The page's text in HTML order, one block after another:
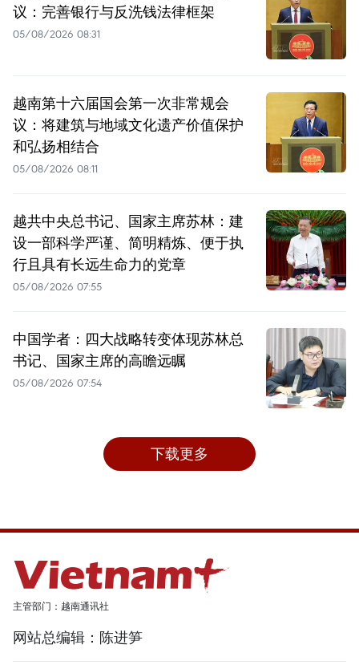
议：完善银行与反洗钱法律框架
05/08/2026 08:31
越南第十六届国会第一次非常规会
议：将建筑与地域文化遗产价值保护
和弘扬相结合
05/08/2026 08:11
越共中央总书记、国家主席苏林：建
设一部科学严谨、简明精炼、便于执
行且具有长远生命力的党章
05/08/2026 07:55
中国学者：四大战略转变体现苏林总
书记、国家主席的高瞻远瞩
05/08/2026 07:54
下载更多
主管部门：越南通讯社
网站总编辑：陈进笋